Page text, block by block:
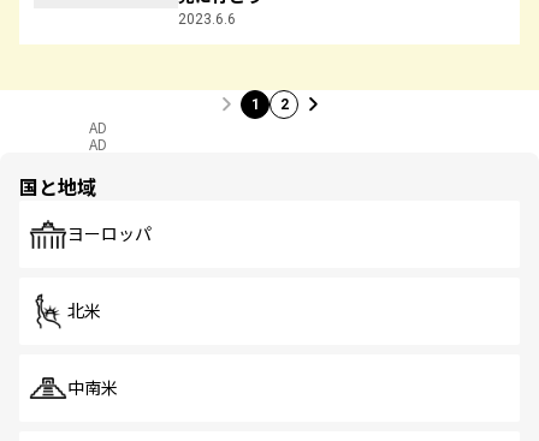
2023.6.6
1 2
AD
AD
国と地域
ヨーロッパ
北米
中南米